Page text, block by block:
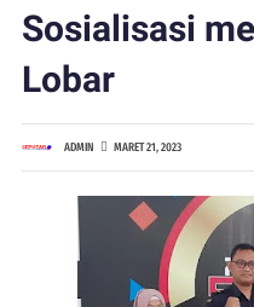
Sosialisasi
Lobar
ADMIN MARET 21, 2023